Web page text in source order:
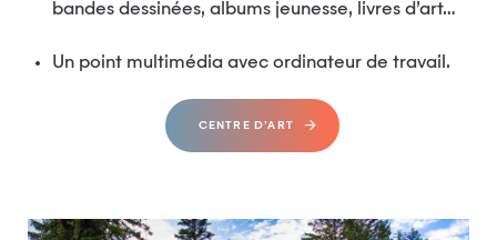
bandes dessinées, albums jeunesse, livres d’art…
Un point multimédia avec ordinateur de travail.
CENTRE D’ART